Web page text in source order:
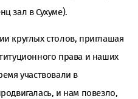
зал в Сухуме).
круглых столов, приглашая
права и наших
участвовали в
и нам повезло,